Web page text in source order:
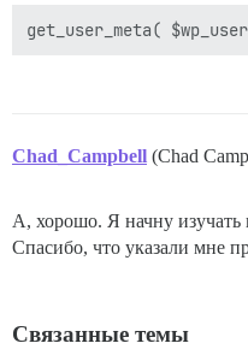
Chad_Campbell (Chad
А, хорошо. Я начну
Спасибо, что указали мне
Связанные темы